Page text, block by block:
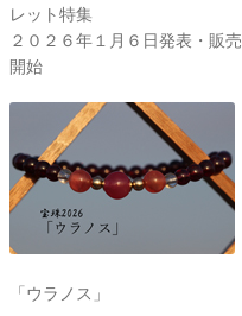
レット特集
２０２６年１月６日発表・販売
開始
「ウラノス」